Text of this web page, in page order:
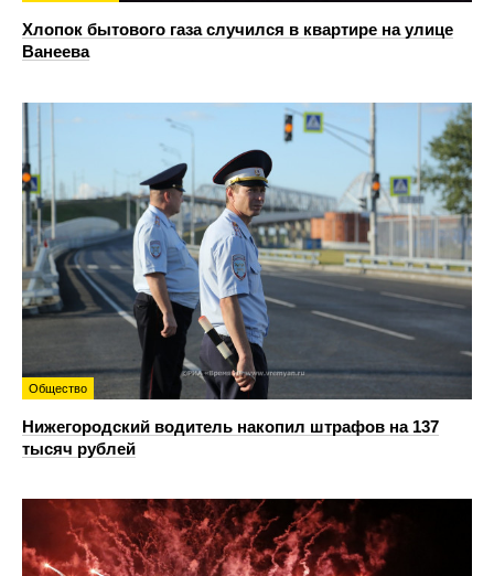
Хлопок бытового газа случился в квартире на улице
Ванеева
Общество
Нижегородский водитель накопил штрафов на 137
тысяч рублей